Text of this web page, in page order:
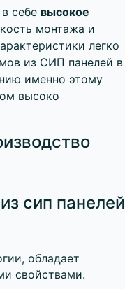
себе высокое
монтажа и
легко
из СИП панелей в
именно этому
высоко
сип панелей
обладает
свойствами.